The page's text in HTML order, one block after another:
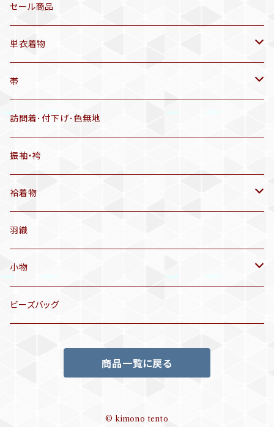
三分紐
帯揚げ
羽織
半幅帯
有松絞り浴衣(6～9月頃)
リサイクル着物
セール商品
単衣着物
アンティーク着物
リサイクル着物
帯
リサイクル帯
アンティーク帯
アンティーク仕立てかえ帯
名古屋帯
洒落袋帯
袋帯
訪問着･付下げ･色無地
振袖・袴
袷着物
アンティーク着物
リサイクル着物
訪問着、付下げ、色無地
リサイクル色無地
羽織
小物
帯揚げ
ビーズバッグ
商品一覧に戻る
© kimono tento